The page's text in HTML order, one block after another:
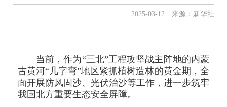
2025-03-12 来源：新华社
当前，作为“三北”工程攻坚战主阵地的内蒙
古黄河“几字弯”地区紧抓植树造林的黄金期，全
面开展防风固沙、光伏治沙等工作，进一步筑牢
我国北方重要生态安全屏障。